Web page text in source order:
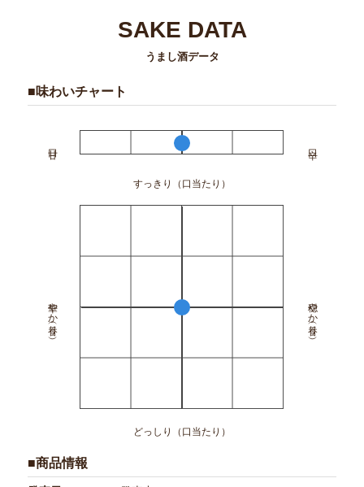
SAKE DATA
うまし酒データ
■味わいチャート
すっきり（口当たり）
華やか（香り）
どっしり（口当たり）
穏やか（香り）
■商品情報